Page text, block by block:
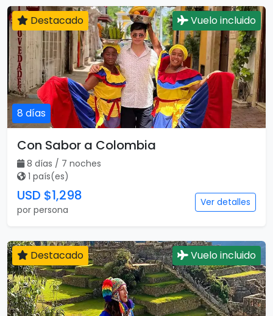
8 días
Destacado Vuelo incluido
Con Sabor a Colombia
8 días / 7 noches
1 país(es)
USD $1,298
por persona
Ver detalles
Destacado Vuelo incluido